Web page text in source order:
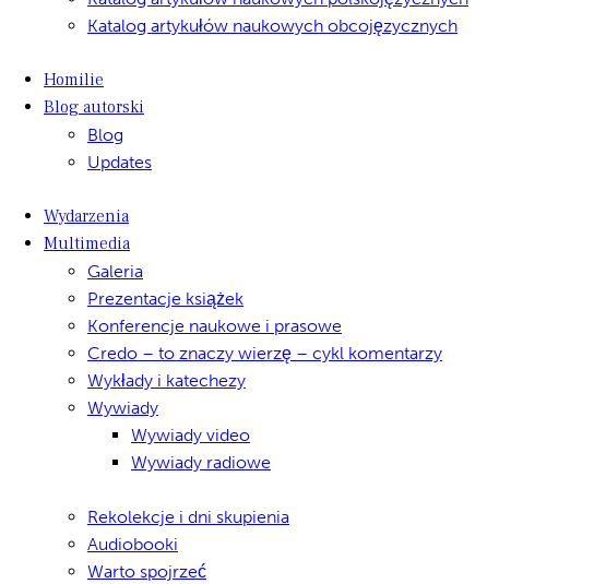
Katalog artykułów naukowych obcojęzycznych
Homilie
Blog autorski
Blog
Updates
Wydarzenia
Multimedia
Galeria
Prezentacje książek
Konferencje naukowe i prasowe
Credo – to znaczy wierzę – cykl komentarzy
Wykłady i katechezy
Wywiady
Wywiady video
Wywiady radiowe
Rekolekcje i dni skupienia
Audiobooki
Warto spojrzeć